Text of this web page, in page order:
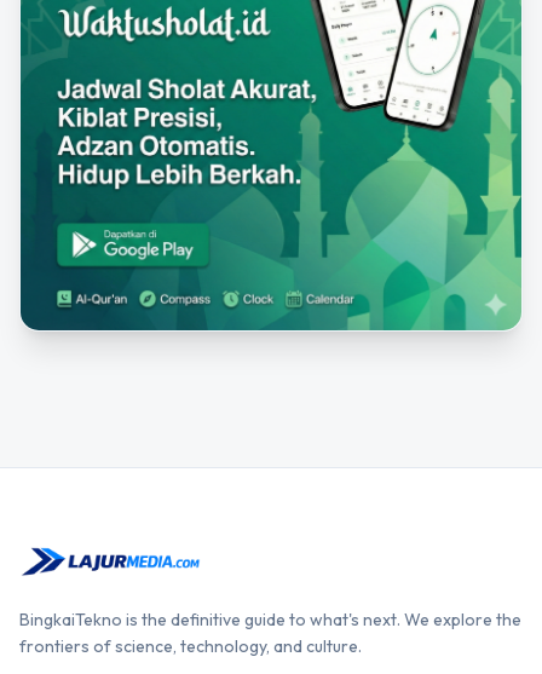
BingkaiTekno is the definitive guide to what's next. We explore the
frontiers of science, technology, and culture.